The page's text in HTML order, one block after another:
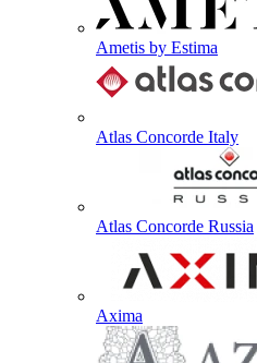
Ametis by Estima
Atlas Concorde Italy
Atlas Concorde Russia
Axima